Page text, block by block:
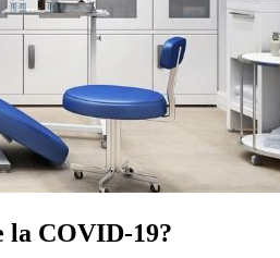
la COVID-19?